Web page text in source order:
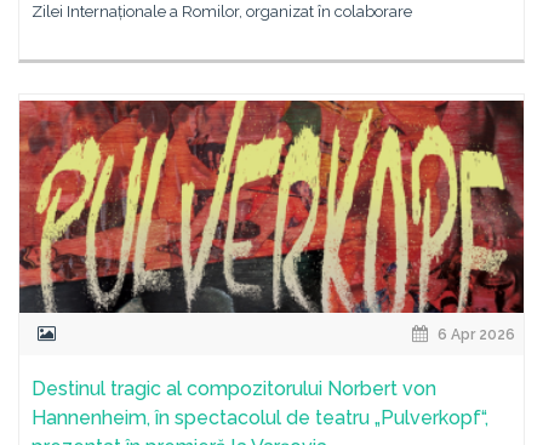
Zilei Internaționale a Romilor, organizat în colaborare
6 Apr 2026
Destinul tragic al compozitorului Norbert von
Hannenheim, în spectacolul de teatru „Pulverkopf“,